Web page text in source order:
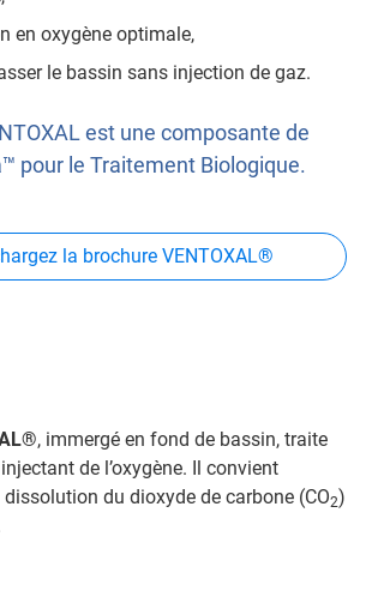
en oxygène optimale,
le bassin sans injection de gaz.
est une composante de
pour le Traitement Biologique.
la brochure VENTOXAL®
, immergé en fond de bassin, traite
de l’oxygène. Il convient
du dioxyde de carbone (CO2)